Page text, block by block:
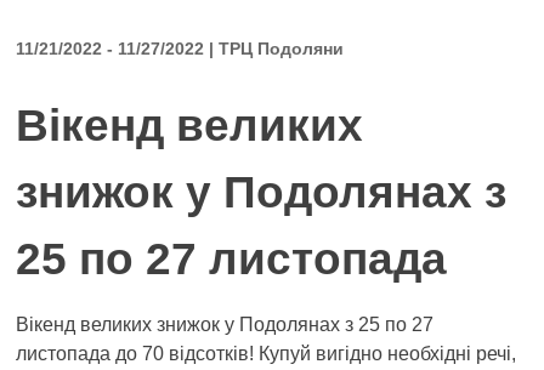
11/21/2022 - 11/27/2022 | ТРЦ Подоляни
Вікенд великих
знижок у Подолянах з
25 по 27 листопада
Вікенд великих знижок у Подолянах з 25 по 27
листопада до 70 відсотків! Купуй вигідно необхідні речі,